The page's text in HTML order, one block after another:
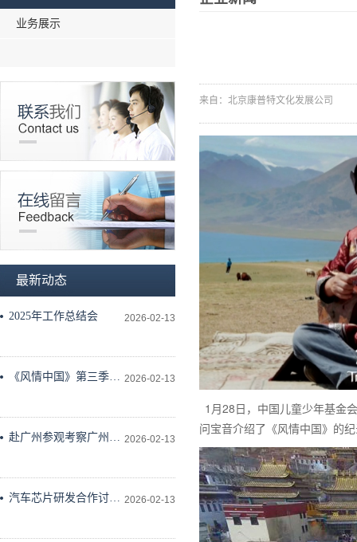
业务展示
最新动态
2025年工作总结会 2026-02-13
《风情中国》第三季工
出版社会议室举行
2026-02-13
赴广州参观考察广州维 2026-02-13
汽车芯片研发合作讨论 2026-02-13
来自：北京康普特文化发展公司
1月28日，中国儿童少年基金
问宝音介绍了《风情中国》的